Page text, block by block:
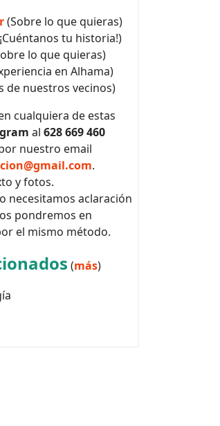
(Sobre lo que quieras)
tu historia!)
lo que quieras)
en Alhama)
de nuestros vecinos)
cualquiera de estas
al 628 669 460
nuestro email
.
y fotos.
necesitamos aclaración
pondremos en
el mismo método.
(más)